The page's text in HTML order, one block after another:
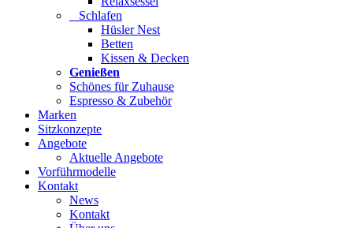
Schlafen
Hüsler Nest
Betten
Kissen & Decken
Genießen
Schönes für Zuhause
Espresso & Zubehör
Marken
Sitzkonzepte
Angebote
Aktuelle Angebote
Vorführmodelle
Kontakt
News
Kontakt